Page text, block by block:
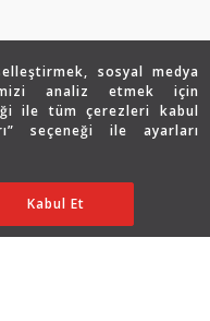
sosyal medya
analiz etmek için
ile tüm çerezleri kabul
seçeneği ile ayarları
Ayarları Düzenle
Kabul Et
Bu sitenin tüm hakları